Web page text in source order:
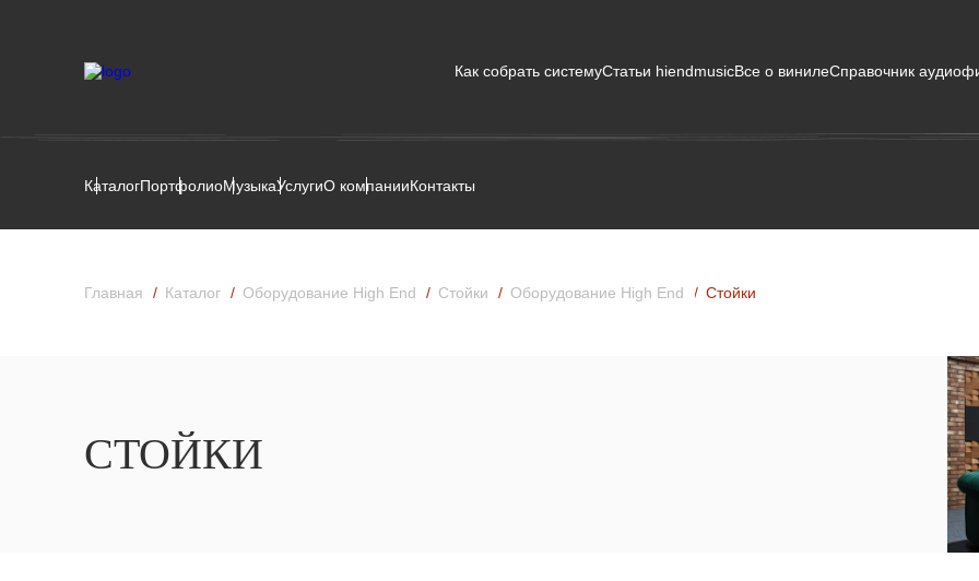
Как собрать системуСтатьи hiendmusicВсе о винилеСправочник
КаталогПортфолиоМузыкаУслугиО компанииКонтакты
Главная Каталог Оборудование High End Стойки Оборудование High End Стойки
СТОЙКИ